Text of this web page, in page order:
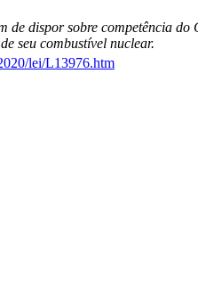
de dispor sobre competência
seu combustível nuclear.
lei/L13976.htm